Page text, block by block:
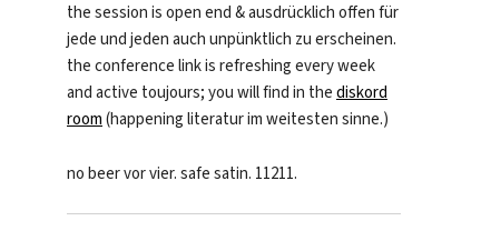
the session is open end & ausdrücklich offen für
jede und jeden auch unpünktlich zu erscheinen.
the conference link is refreshing every week
and active toujours; you will find in the diskord
room (happening literatur im weitesten sinne.)
no beer vor vier. safe satin. 11211.